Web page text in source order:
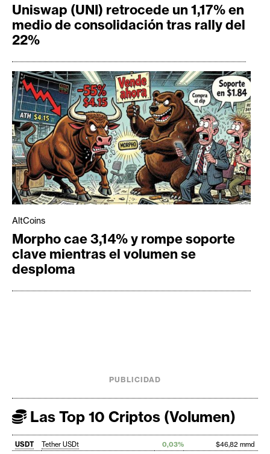
Uniswap (UNI) retrocede un 1,17% en
medio de consolidación tras rally del
22%
AltCoins
Morpho cae 3,14% y rompe soporte
clave mientras el volumen se
desploma
PUBLICIDAD
Las Top 10 Criptos (Volumen)
USDT Tether USDt 0,03% $46,82 mmd